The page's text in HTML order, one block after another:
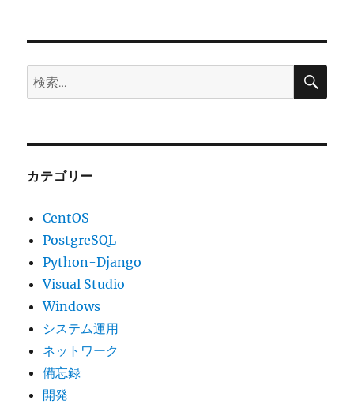
検
索:
検
カテゴリー
CentOS
PostgreSQL
Python-Django
Visual Studio
Windows
システム運用
ネットワーク
備忘録
開発